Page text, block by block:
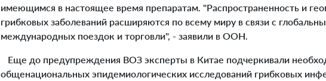
имеющимся в настоящее время препаратам. "Распространенность и
грибковых заболеваний расширяются по всему миру в связи с
международных поездок и торговли", - заявили в ООН.
Еще до предупреждения ВОЗ эксперты в Китае подчеркивали
общенациональных эпидемиологических исследований грибковых